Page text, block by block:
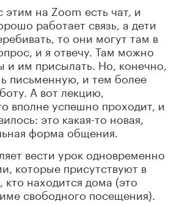
на Zoom есть чат, и
работает связь, а дети
то они могут там в
и я отвечу. Там можно
и им присылать. Но, конечно,
письменную, и тем более
А вот лекцию,
вполне успешно проходит, и
это какая-то новая,
форма общения.
вести урок одновременно
которые присутствуют в
кто находится дома (это
свободного посещения).